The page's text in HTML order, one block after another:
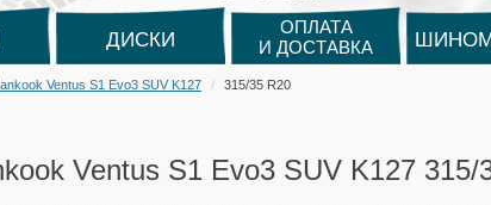
ДИСКИ
ОПЛАТА
И ДОСТАВКА
Ventus S1 Evo3 SUV K127 315/35 R20
Ventus S1 Evo3 SUV K127 315/